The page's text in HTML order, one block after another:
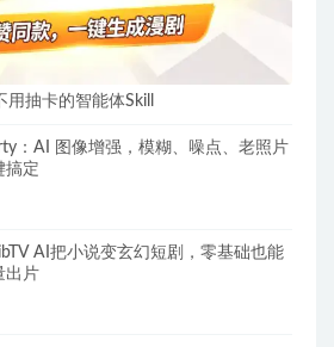
抽卡的智能体Skill
：AI 图像增强，模糊、噪点、老照片
搞定
AI把小说变玄幻短剧，零基础也能
出片